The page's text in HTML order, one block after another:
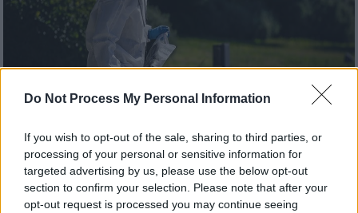
Do Not Process My Personal Information
If you wish to opt-out of the sale, sharing to third parties, or
processing of your personal or sensitive information for
targeted advertising by us, please use the below opt-out
section to confirm your selection. Please note that after your
opt-out request is processed you may continue seeing
ΤΕΕΜ - Φωτογραφία αρχείου (EUROKINISSI/ΣΤΕΛΙΟΣ ΜΙΣΙΝΑΣ)
Προσθέστε το ΕΘΝΟΣ στη Google